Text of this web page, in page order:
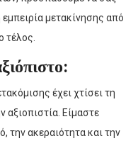
μετακίνησης από
τέλος.
έχει χτίσει τη
αξιοπιστία. Είμαστε
την ακεραιότητα και την